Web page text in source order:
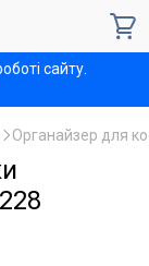
сайту.
Органайзер для